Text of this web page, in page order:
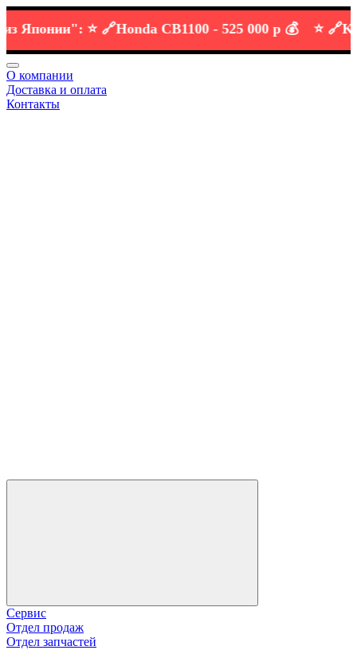
⭐️ 🔗 Honda CB1100 -525 000 р 💰 ⭐️ 🔗 KTM
О компании
Доставка и оплата
Контакты
Сервис
Отдел продаж
Отдел запчастей